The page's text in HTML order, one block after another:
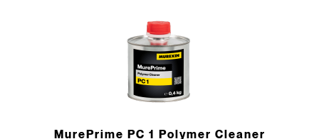
MurePrime PC 1 Polymer Cleaner